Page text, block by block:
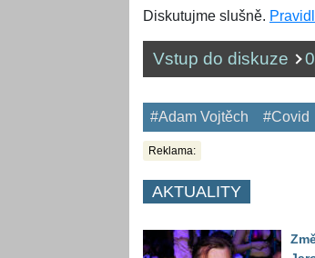
Diskutujme slušně.
Vstup do diskuze 0
#Adam Vojtěch #Covid
Reklama:
AKTUALITY